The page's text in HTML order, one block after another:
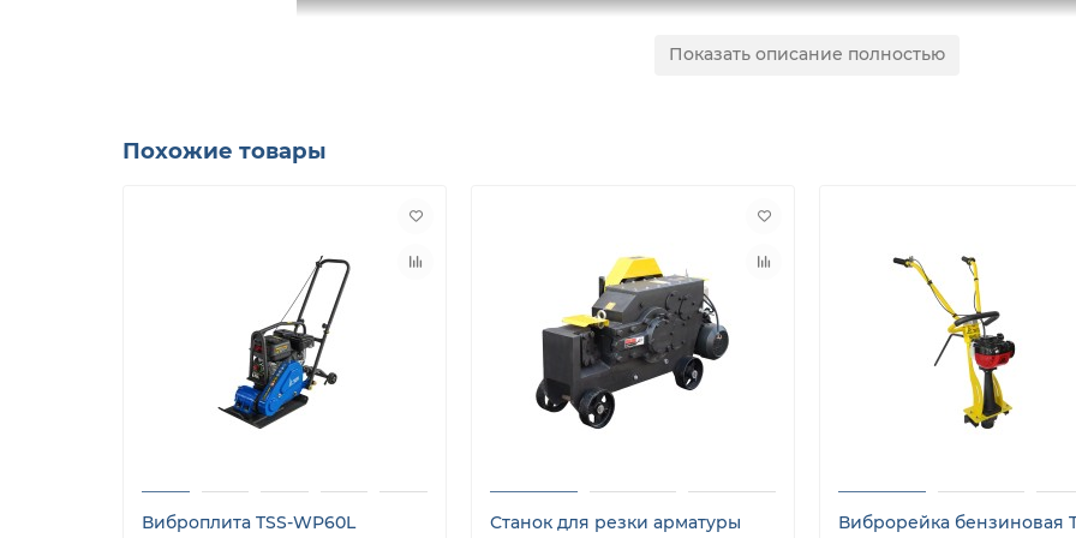
Вибрационные плиты возвратно-поступательного движения (реверсивные) - недорогая альтернатива
универсальные машины специально сконструированы для уплотнения грунтов в ограниченном
грунтов: песка, щебня, песчано-гравийных смесей и асфальтобетона.
Показать описание полностью
Похожие товары
Виброплита TSS-WP60L
Станок для резки арматуры
Виброрейка бензиновая